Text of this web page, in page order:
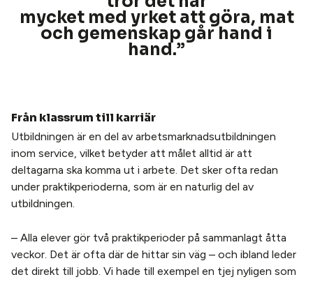
mycket med yrket att göra, mat
och gemenskap går hand i
hand.”
Från klassrum till karriär
Utbildningen är en del av arbetsmarknadsutbildningen
inom service, vilket betyder att målet alltid är att
deltagarna ska komma ut i arbete. Det sker ofta redan
under praktikperioderna, som är en naturlig del av
utbildningen.
– Alla elever gör två praktikperioder på sammanlagt åtta
veckor. Det är ofta där de hittar sin väg – och ibland leder
det direkt till jobb. Vi hade till exempel en tjej nyligen som